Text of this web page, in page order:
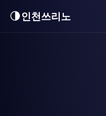
인천쓰리노